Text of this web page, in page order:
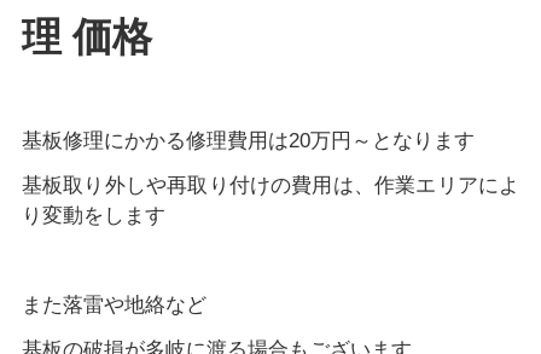
理 価格
基板修理にかかる修理費用は20万円～となります
基板取り外しや再取り付けの費用は、作業エリアによ
り変動をします
また落雷や地絡など